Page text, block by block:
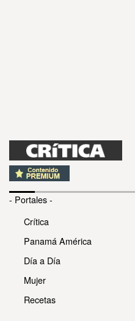
- Portales -
Crítica
Panamá América
Día a Día
Mujer
Recetas